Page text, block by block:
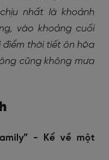
nhất là khoảnh
vào khoảng cuối
điểm thời tiết ôn hòa
cũng không mưa
- Kể về một